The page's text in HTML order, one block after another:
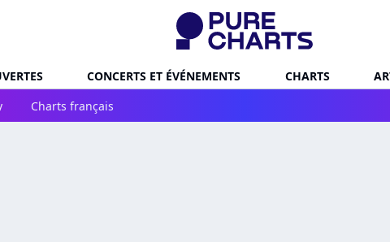
CONCERTS ET ÉVÉNEMENTS CHARTS
Charts français